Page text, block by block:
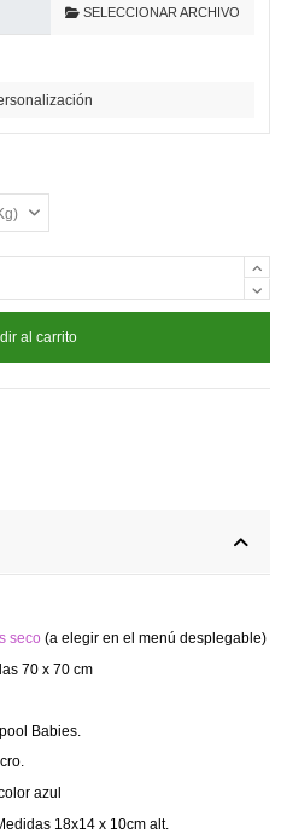
SELECCIONAR ARCHIVO
al carrito
seco (a elegir en el menú desplegable)
70 x 70 cm
Babies.
azul
18x14 x 10cm alt.